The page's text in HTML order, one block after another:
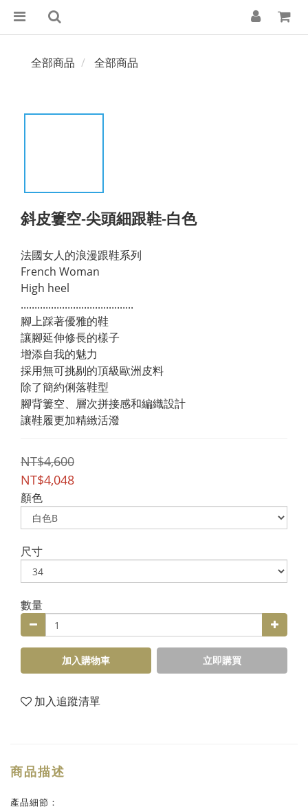
全部商品 全部商品
斜皮簍空-尖頭細跟鞋-白色
法國女人的浪漫跟鞋系列
French Woman
High heel
.........................................
腳上踩著優雅的鞋
讓腳延伸修長的樣子
增添自我的魅力
採用無可挑剔的頂級歐洲皮料
除了簡約俐落鞋型
腳背簍空、層次拼接感和編織設計
讓鞋履更加精緻活潑
NT$4,600
NT$4,048
顏色
尺寸
數量
加入購物車 立即購買
加入追蹤清單
商品描述
產品細節：